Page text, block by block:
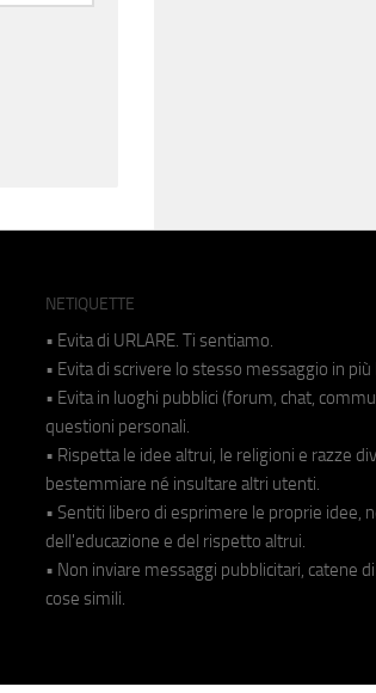
NETIQUETTE
• Evita di URLARE. Ti sentiamo.
• Evita di scrivere lo stesso messaggio in
• Evita in luoghi pubblici (forum, chat,
questioni personali.
• Rispetta le idee altrui, le religioni e razze
bestemmiare né insultare altri utenti.
• Sentiti libero di esprimere le proprie idee,
dell'educazione e del rispetto altrui.
• Non inviare messaggi pubblicitari, catene
cose simili.